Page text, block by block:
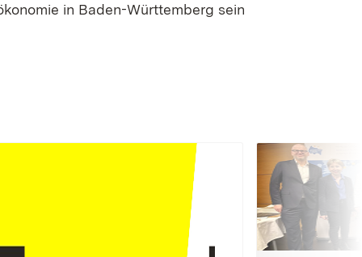
in Baden-Württemberg sein